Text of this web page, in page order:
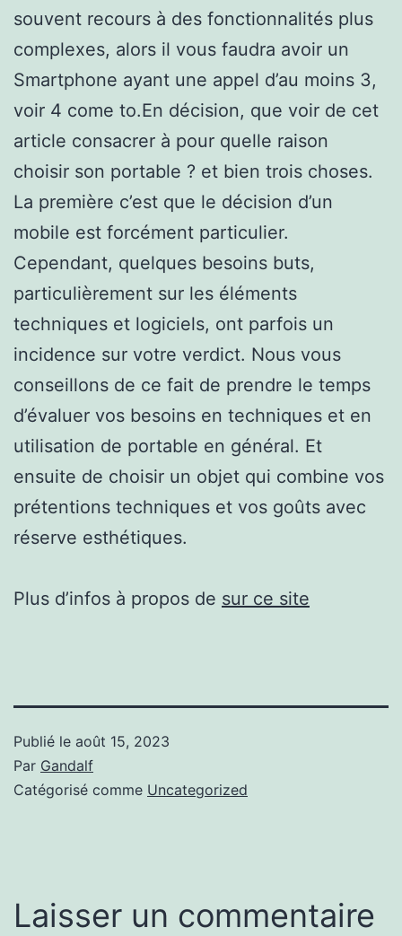
souvent recours à des fonctionnalités plus
complexes, alors il vous faudra avoir un
Smartphone ayant une appel d’au moins 3,
voir 4 come to.En décision, que voir de cet
article consacrer à pour quelle raison
choisir son portable ? et bien trois choses.
La première c’est que le décision d’un
mobile est forcément particulier.
Cependant, quelques besoins buts,
particulièrement sur les éléments
techniques et logiciels, ont parfois un
incidence sur votre verdict. Nous vous
conseillons de ce fait de prendre le temps
d’évaluer vos besoins en techniques et en
utilisation de portable en général. Et
ensuite de choisir un objet qui combine vos
prétentions techniques et vos goûts avec
réserve esthétiques.
Plus d’infos à propos de sur ce site
Publié le août 15, 2023
Par Gandalf
Catégorisé comme Uncategorized
Laisser un commentaire